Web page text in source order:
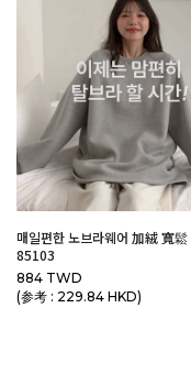
매일편한 노브라웨어 加絨 寬
85103
884 TWD
(参考 : 229.84 HKD)